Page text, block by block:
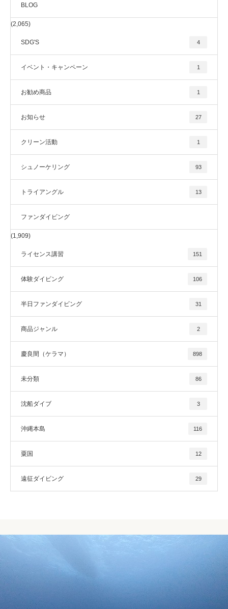
BLOG
(2,065)
SDG'S 4
イベント・キャンペーン 1
お勧め商品 1
お知らせ 27
クリーン活動 1
シュノーケリング 93
トライアングル 13
ファンダイビング
(1,909)
ライセンス講習 151
体験ダイビング 106
半日ファンダイビング 31
商品ジャンル 2
慶良間（ケラマ） 898
未分類 86
沈船ダイブ 3
沖縄本島 116
粟国 12
遠征ダイビング 29